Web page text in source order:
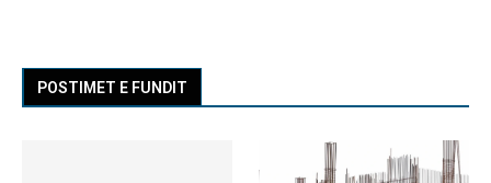
POSTIMET E FUNDIT